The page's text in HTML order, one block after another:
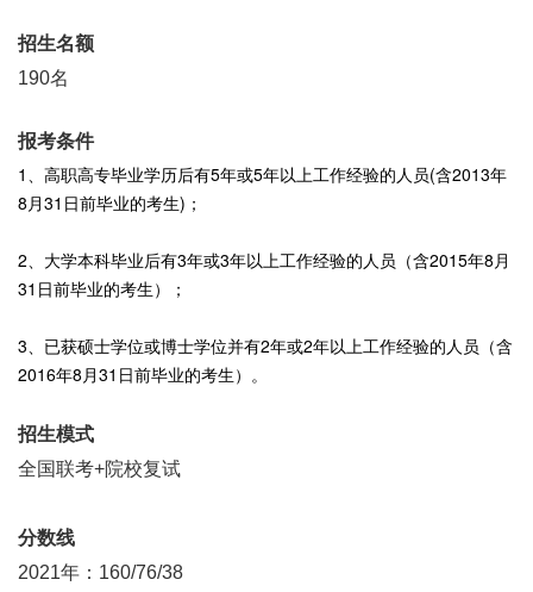
招生名额
190名
报考条件
1、高职高专毕业学历后有5年或5年以上工作经验的人员(含2013年
8月31日前毕业的考生)；
2、大学本科毕业后有3年或3年以上工作经验的人员（含2015年8月
31日前毕业的考生）；
3、已获硕士学位或博士学位并有2年或2年以上工作经验的人员（含
2016年8月31日前毕业的考生）。
招生模式
全国联考+院校复试
分数线
2021年：160/76/38